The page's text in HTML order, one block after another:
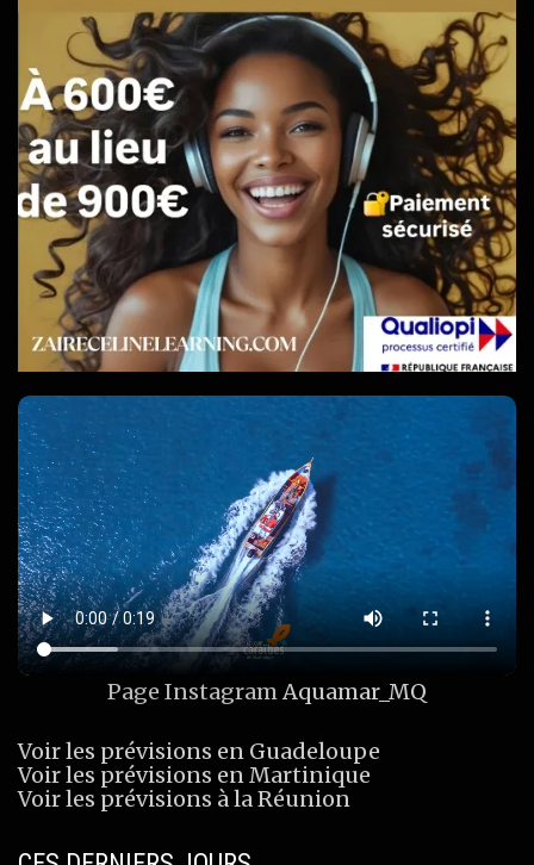
Page InstagramAquamar_MQ
Voir les prévisions en Guadeloupe
Voir les prévisions en Martinique
Voir les prévisions à la Réunion